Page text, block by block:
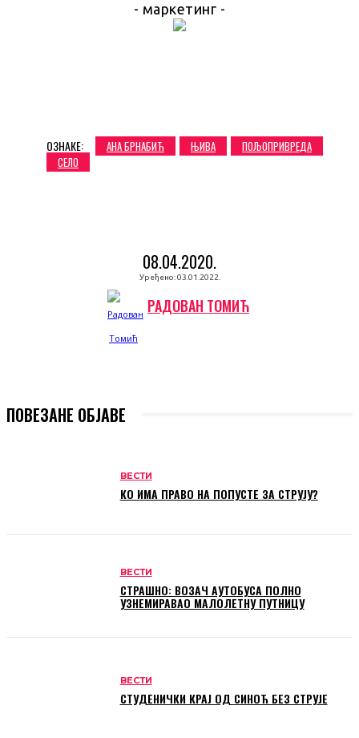
- маркетинг -
ОЗНАКЕ: АНА БРНАБИЋ ЊИВА
ПОЉОПРИВРЕДА
СЕЛО
08.04.2020.
Уређено: 03.01.2022.
РАДОВАН ТОМИЋ
ПОВЕЗАНЕ ОБЈАВЕ
ВЕСТИ
КО ИМА ПРАВО НА ПОПУСТЕ ЗА СТРУЈУ?
ВЕСТИ
СТРАШНО: ВОЗАЧ АУТОБУСА ПОЛНО
УЗНЕМИРАВАО МАЛОЛЕТНУ ПУТНИЦУ
ВЕСТИ
СТУДЕНИЧКИ КРАЈ ОД СИНОЋ БЕЗ СТРУЈЕ